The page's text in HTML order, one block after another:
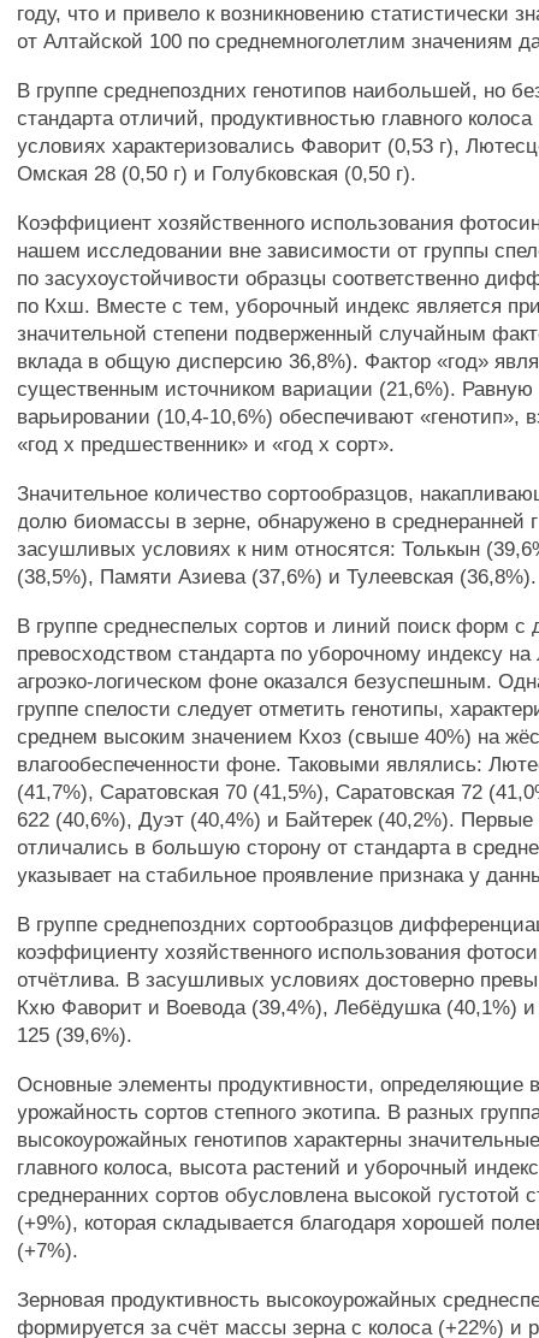
году, что и привело к возникновению статистически
от Алтайской 100 по среднемноголетлим значениям
В группе среднепоздних генотипов наибольшей, но
стандарта отличий, продуктивностью главного
условиях характеризовались Фаворит (0,53 г),
Омская 28 (0,50 г) и Голубковская (0,50 г).
Коэффициент хозяйственного использования
нашем исследовании вне зависимости от группы
по засухоустойчивости образцы соответственно
по Кхш. Вместе с тем, уборочный индекс является
значительной степени подверженный случайным
вклада в общую дисперсию 36,8%). Фактор «год»
существенным источником вариации (21,6%).
варьировании (10,4-10,6%) обеспечивают «генотип»,
«год х предшественник» и «год х сорт».
Значительное количество сортообразцов,
долю биомассы в зерне, обнаружено в среднеранней
засушливых условиях к ним относятся: Толькын
(38,5%), Памяти Азиева (37,6%) и Тулеевская (36,8%).
В группе среднеспелых сортов и линий поиск форм с
превосходством стандарта по уборочному индексу
агроэко-логическом фоне оказался безуспешным.
группе спелости следует отметить генотипы,
среднем высоким значением Кхоз (свыше 40%) на
влагообеспеченности фоне. Таковыми являлись:
(41,7%), Саратовская 70 (41,5%), Саратовская 72
622 (40,6%), Дуэт (40,4%) и Байтерек (40,2%). Первые
отличались в большую сторону от стандарта в
указывает на стабильное проявление признака у
В группе среднепоздних сортообразцов
коэффициенту хозяйственного использования
отчётлива. В засушливых условиях достоверно
Кхю Фаворит и Воевода (39,4%), Лебёдушка (40,1%)
125 (39,6%).
Основные элементы продуктивности, определяющие
урожайность сортов степного экотипа. В разных
высокоурожайных генотипов характерны
главного колоса, высота растений и уборочный
среднеранних сортов обусловлена высокой густотой
(+9%), которая складывается благодаря хорошей
(+7%).
Зерновая продуктивность высокоурожайных
формируется за счёт массы зерна с колоса (+22%) и